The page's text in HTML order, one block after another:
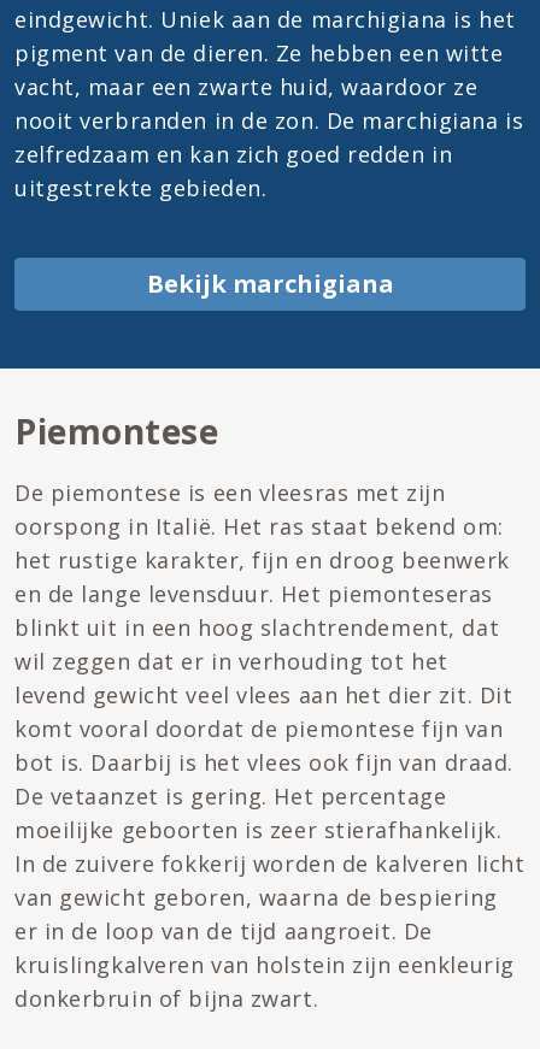
eindgewicht. Uniek aan de marchigiana is het
pigment van de dieren. Ze hebben een witte
vacht, maar een zwarte huid, waardoor ze
nooit verbranden in de zon. De marchigiana is
zelfredzaam en kan zich goed redden in
uitgestrekte gebieden.
Bekijk marchigiana
Piemontese
De piemontese is een vleesras met zijn
oorspong in Italië. Het ras staat bekend om:
het rustige karakter, fijn en droog beenwerk
en de lange levensduur. Het piemonteseras
blinkt uit in een hoog slachtrendement, dat
wil zeggen dat er in verhouding tot het
levend gewicht veel vlees aan het dier zit. Dit
komt vooral doordat de piemontese fijn van
bot is. Daarbij is het vlees ook fijn van draad.
De vetaanzet is gering. Het percentage
moeilijke geboorten is zeer stierafhankelijk.
In de zuivere fokkerij worden de kalveren licht
van gewicht geboren, waarna de bespiering
er in de loop van de tijd aangroeit. De
kruislingkalveren van holstein zijn eenkleurig
donkerbruin of bijna zwart.